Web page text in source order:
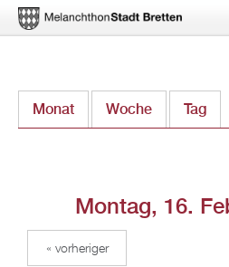
zum
Monat Woche Tag
Montag, 16.
« vorheriger